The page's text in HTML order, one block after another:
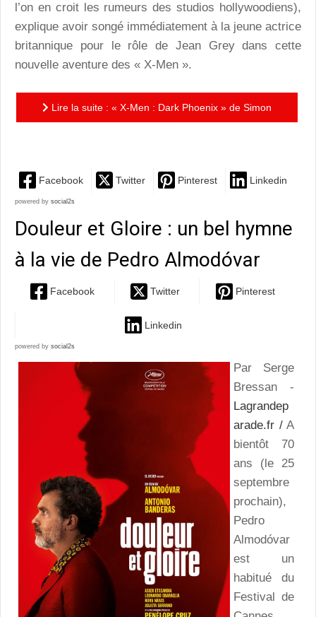
l’on en croit les rumeurs des studios hollywoodiens),
explique avoir songé immédiatement à la jeune actrice
britannique pour le rôle de Jean Grey dans cette
nouvelle aventure des « X-Men ».
Lire la suite : « X-Men : Dark Phoenix » de Simon
Facebook Twitter Pinterest Linkedin
powered by social2s
Douleur et Gloire : un bel hymne
à la vie de Pedro Almodóvar
Facebook Twitter Pinterest
Linkedin
powered by social2s
Par Serge
Bressan -
Lagrandep
arade.fr /A
bientôt 70
ans (le 25
septembre
prochain),
Pedro
Almodóvar
est un
habitué du
Festival de